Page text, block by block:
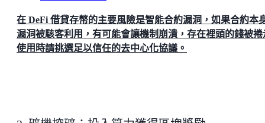
在 DeFi 借貸存幣的主要風險是智能合約漏洞，如果合約本
漏洞被駭客利用，有可能會讓機制崩潰，存在裡頭的錢被捲
使用時請挑選足以信任的去中心化協議。